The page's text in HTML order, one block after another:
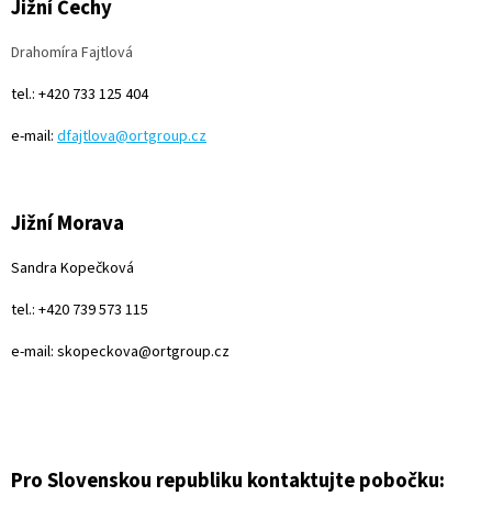
Jižní Čechy
Drahomíra Fajtlová
tel.: +420 733 125 404
e-mail: dfajtlova@ortgroup.cz
Jižní Morava
Sandra Kopečková
tel.: +420 739 573 115
e-mail: skopeckova@ortgroup.cz
Pro Slovenskou republiku kontaktujte pobočku: